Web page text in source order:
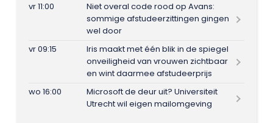
vr 11:00
Niet overal code rood op Avans:
sommige afstudeerzittingen gingen
wel door
vr 09:15
Iris maakt met één blik in de spiegel
onveiligheid van vrouwen zichtbaar
en wint daarmee afstudeerprijs
wo 16:00
Microsoft de deur uit? Universiteit
Utrecht wil eigen mailomgeving